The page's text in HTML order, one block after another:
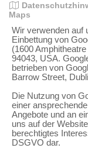
Maps
Wir verwenden auf
Einbettung von
(1600
94043, USA.
betrieben von
Barrow Street,
Die Nutzung von
einer
Angebote und an
uns auf der
berechtigtes
DSGVO dar.